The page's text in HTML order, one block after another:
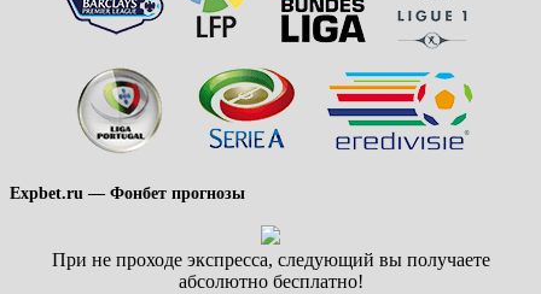
Expbet.ru — Фонбет прогнозы
При не проходе экспресса, следующий вы получаете
абсолютно бесплатно!